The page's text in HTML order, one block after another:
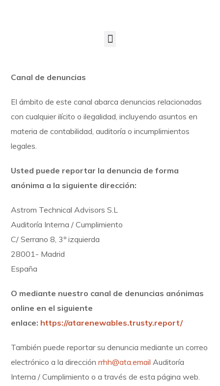
Canal de denuncias
El ámbito de este canal abarca denuncias relacionadas
con cualquier ilícito o ilegalidad, incluyendo asuntos en
materia de contabilidad, auditoría o incumplimientos
legales.
Usted puede reportar la denuncia de forma
anónima a la siguiente dirección:
Astrom Technical Advisors S.L
Auditoría Interna / Cumplimiento
C/ Serrano 8, 3º izquierda
28001- Madrid
España
O mediante nuestro canal de denuncias anónimas
online en el siguiente
enlace: https://atarenewables.trusty.report/
También puede reportar su denuncia mediante un correo
electrónico a la direcciónrrhh@ata.email Auditoría
Interna / Cumplimiento o a través de esta página web.